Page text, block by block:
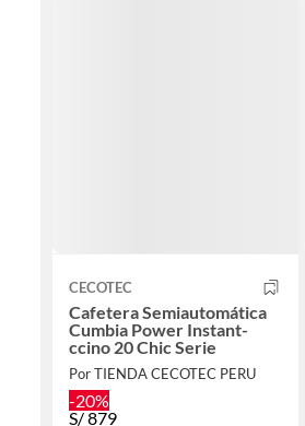
CECOTEC
Cafetera Semiautomática
Cumbia Power Instant-
ccino 20 Chic Serie
Por TIENDA CECOTEC PERU
-20%
S/879